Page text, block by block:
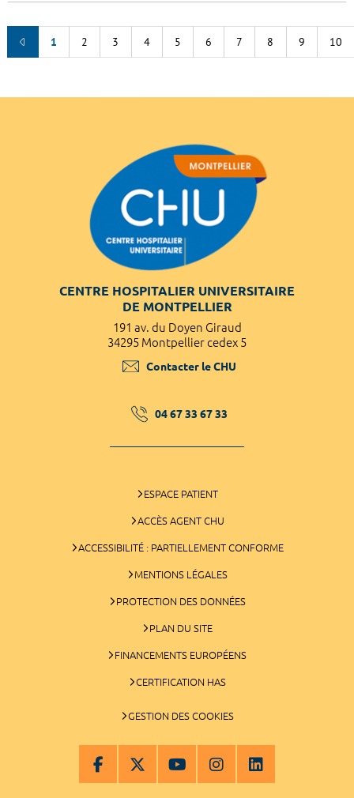
1 2 3 4 5 6 7 8 9 10
CENTRE HOSPITALIER UNIVERSITAIRE
DE MONTPELLIER
191 av. du Doyen Giraud
34295 Montpellier cedex 5
Contacter le CHU
04 67 33 67 33
ESPACE PATIENT
ACCÈS AGENT CHU
ACCESSIBILITÉ : PARTIELLEMENT CONFORME
MENTIONS LÉGALES
PROTECTION DES DONNÉES
PLAN DU SITE
FINANCEMENTS EUROPÉENS
CERTIFICATION HAS
GESTION DES COOKIES